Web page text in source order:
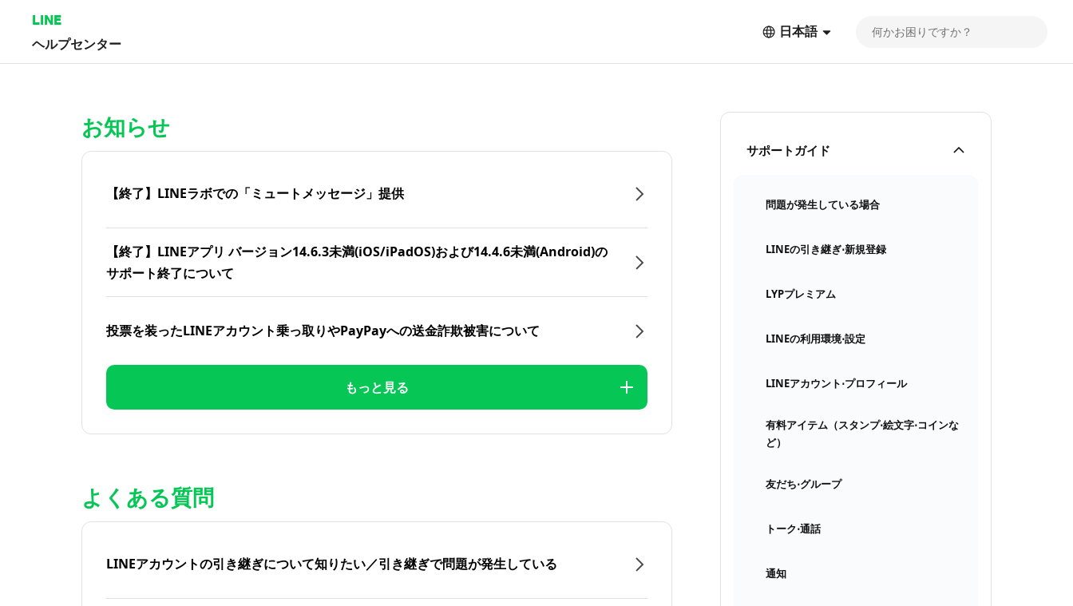
LINE
ヘルプセンター
日本語
サポートガイド
問題が発生している場合
LINEの引き継ぎ⋅新規登録
LYPプレミアム
LINEの利用環境⋅設定
LINEアカウント⋅プロフィール
有料アイテム（スタンプ⋅絵文字⋅コインな
ど）
友だち⋅グループ
トーク⋅通話
通知
お知らせ
【終了】LINEラボでの「ミュートメッセージ」提供
【終了】LINEアプリ バージョン14.6.3未満(iOS/iPadOS)および14.4.6未満(Android)の
サポート終了について
投票を装ったLINEアカウント乗っ取りやPayPayへの送金詐欺被害について
もっと見る
よくある質問
LINEアカウントの引き継ぎについて知りたい／引き継ぎで問題が発生している